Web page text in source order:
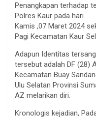
Penangkapan terhadap
Polres Kaur pada hari
Kamis ,07 Maret 2024
Pagi Kecamatan Kaur
Adapun Identitas
tersebut adalah DF (28)
Kecamatan Buay
Ulu Selatan Provinsi
AZ melarikan diri.
Kronologis kejadian,